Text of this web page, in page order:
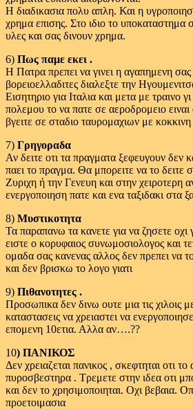
Η διαδικασια πολυ απλη. Και η
χρημα επισης. Στο ιδιο το υποκαταστημα
υλες και σας δινουν χρημα.
6) Πως παμε εκει .
Η Πατρα πρεπει να γινει η αγαπημενη
βορειοελλαδιτες διαλεξτε την
Εισητηριο για Ιταλια και μετα με τραινο
πολεμου το να πατε σε αεροδρομειο ειναι
βγειτε σε σταδιο ταυρομαχιων με
7) Γρηγοραδα
Αν δειτε οτι τα πραγματα ξεφευγουν δεν
παει το πραγμα. Θα μπορειτε να το δειτε
Ζυριχη ή την Γενευη και στην χειροτερη
ενεργοποιηση πατε και ενα ταξιδακι στα
8) Μυστικοτητα
Τα παραπανω τα κανετε για να ζησετε οχι
ειστε ο κορυφαιος συνωμοσιολογος και
ομαδα σας κανενας αλλος δεν πρεπει να
και δεν βρισκω το λογο γιατι
9) Πιθανοτητες .
Προσωπικα δεν δινω ουτε μια τις χιλοις
καταστασεις να χρειαστει να
επομενη 10ετια. Αλλα αν….??
10) ΠΑΝΙΚΟΣ
Δεν χρειαζεται πανικος , σκεφτηται οτι το
πυροσβεστηρα . Τρεμετε στην ιδεα οτι
και δεν το χρησιμοποιηται. Οχι βεβαια.
προετοιμασια